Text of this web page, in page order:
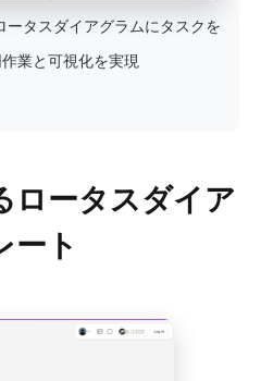
タスダイアグラムにタスクを
業と可視化を実現
ロータスダイア
ート